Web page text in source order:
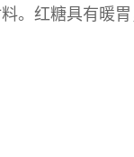
。红糖具有暖